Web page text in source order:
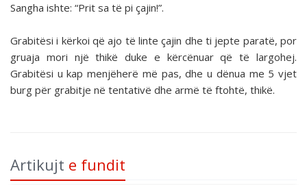
Sangha ishte: “Prit sa të pi çajin!”.
Grabitësi i kërkoi që ajo të linte çajin dhe ti jepte paratë, por
gruaja mori një thikë duke e kërcënuar që të largohej.
Grabitësi u kap menjëherë më pas, dhe u dënua me 5 vjet
burg për grabitje në tentativë dhe armë të ftohtë, thikë.
Artikujt e fundit